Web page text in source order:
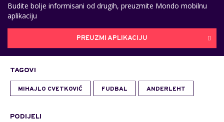
Budite bolje informisani od drugih, preuzmite Mondo mobilnu
aplikaciju
PREUZMI APLIKACIJU
TAGOVI
MIHAJLO CVETKOVIĆ FUDBAL ANDERLEHT
PODIJELI